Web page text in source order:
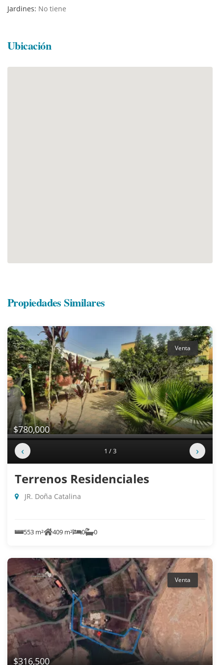
Jardines: No tiene
Ubicación
Propiedades Similares
Venta
$780,000
‹ 1 / 3 ›
Terrenos Residenciales
JR. Doña Catalina
553 m² 409 m² 0 0
Venta
$316,500